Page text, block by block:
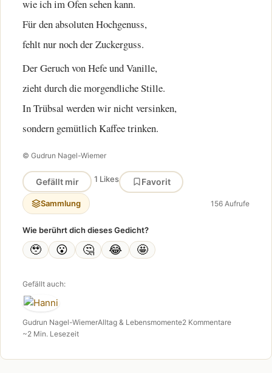
wie ich im Ofen sehen kann.
Für den absoluten Hochgenuss,
fehlt nur noch der Zuckerguss.
Der Geruch von Hefe und Vanille,
zieht durch die morgendliche Stille.
In Trübsal werden wir nicht versinken,
sondern gemütlich Kaffee trinken.
© Gudrun Nagel-Wiemer
Gefällt mir 1 Likes Favorit
Sammlung 156 Aufrufe
Wie berührt dich dieses Gedicht?
🥹 😮 🤔 😂 🤩
Gefällt auch:
Gudrun Nagel-WiemerAlltag & Lebensmomente2 Kommentare
~2 Min. Lesezeit